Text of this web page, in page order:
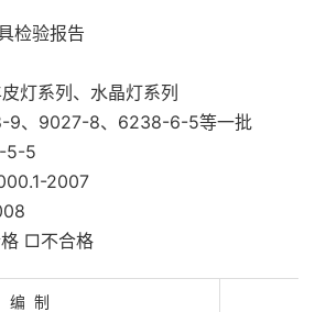
检​验​报​告
系列、水晶灯系列
、9027-8、6238-6-5等一批
5-5
2007
□不合格
编 制